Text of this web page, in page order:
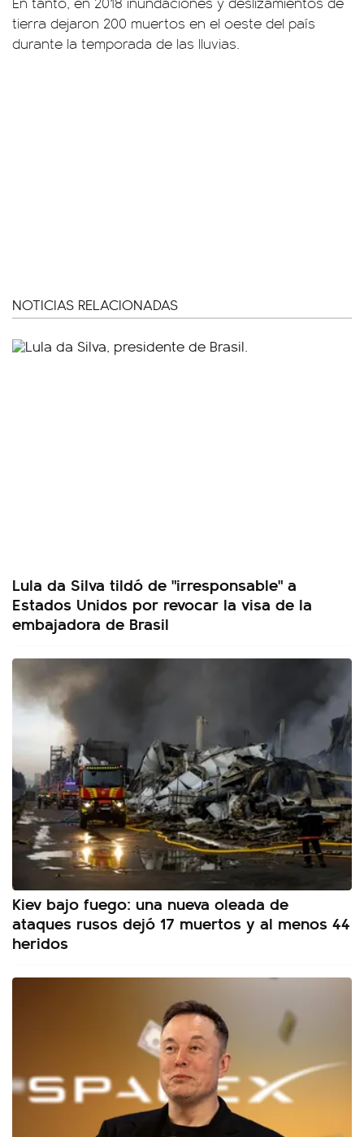
tierra dejaron 200 muertos en el oeste del país
durante la temporada de las lluvias.
NOTICIAS RELACIONADAS
Lula da Silva tildó de "irresponsable" a
Estados Unidos por revocar la visa de la
embajadora de Brasil
Kiev bajo fuego: una nueva oleada de
ataques rusos dejó 17 muertos y al menos 44
heridos